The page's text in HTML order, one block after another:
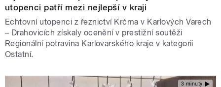
utopenci patří mezi nejlepší v kraji
Echtovní utopenci z řeznictví Krčma v Karlových Varech
– Drahovicích získaly ocenění v prestižní soutěži
Regionální potravina Karlovarského kraje v kategorii
Ostatní.
3 minuty